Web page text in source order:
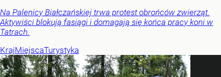
Na Palenicy Białczańskiej trwa protest obrońców zwierząt.
Aktywiści blokują fasiągi i domagają się końca pracy koni w
Tatrach.
KrajMiejscaTurystyka